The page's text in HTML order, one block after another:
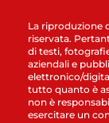
La riproduzione
riservata.
di testi,
aziendali e
elettronico/
tutto quanto è
non è
esercitare un